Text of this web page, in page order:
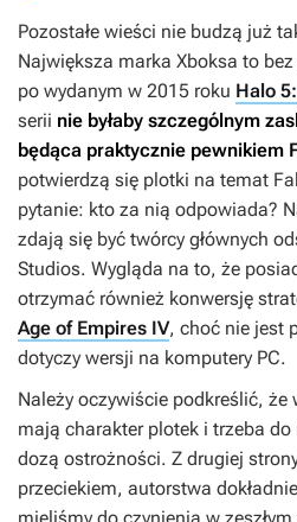
Pozostałe wieści nie budzą już
Największa marka Xboksa to
po wydanym w 2015 roku Halo
serii nie byłaby szczególnym
będąca praktycznie pewnikiem
potwierdzą się plotki na temat
pytanie: kto za nią odpowiada?
zdają się być twórcy głównych
Studios. Wygląda na to, że
otrzymać również konwersję
Age of Empires IV, choć nie jest
dotyczy wersji na komputery PC.
Należy oczywiście podkreślić,
mają charakter plotek i trzeba
dozą ostrożności. Z drugiej
przeciekiem, autorstwa